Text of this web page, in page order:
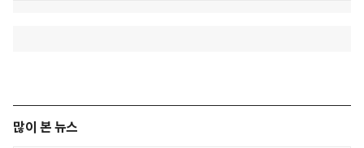
많이 본 뉴스